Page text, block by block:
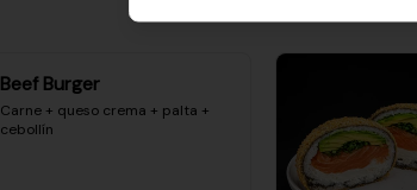
Beef Burger
Carne + queso crema + palta +
cebollín